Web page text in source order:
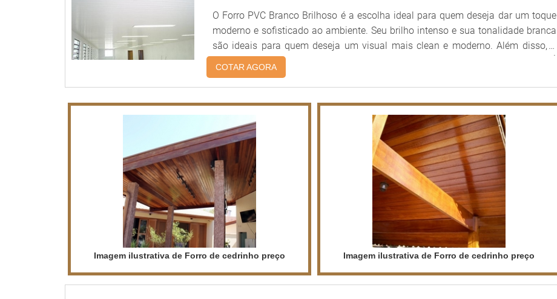
O Forro PVC Branco Brilhoso é a escolha ideal para quem deseja dar um toque
moderno e sofisticado ao ambiente. Seu brilho intenso e sua tonalidade branca
são ideais para quem deseja um visual mais clean e moderno. Além disso, o
Forro PVC Branco Brilhoso é extremamente resistente, durável e fácil de limpar. É
a opção ideal para quem deseja um ambiente moderno e elegante.
COTAR AGORA
Imagem ilustrativa de Forro de cedrinho preço Imagem ilustrativa de Forro de cedrinho preço